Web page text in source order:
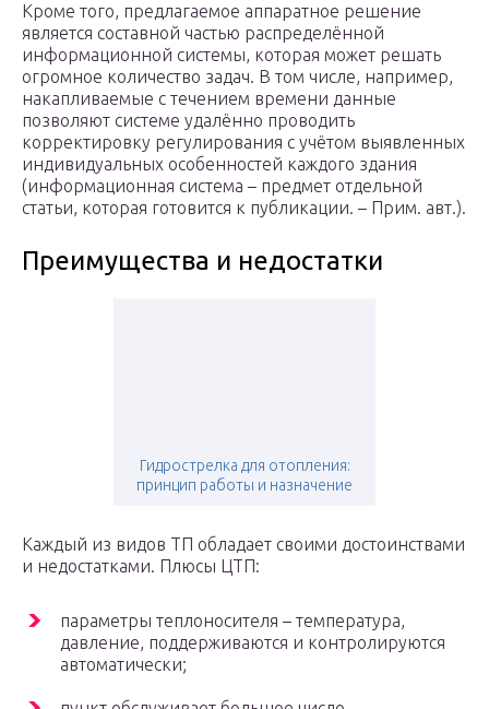
Кроме того, предлагаемое аппаратное решение
является составной частью распределённой
информационной системы, которая может решать
огромное количество задач. В том числе, например,
накапливаемые с течением времени данные
позволяют системе удалённо проводить
корректировку регулирования с учётом выявленных
индивидуальных особенностей каждого здания
(информационная система – предмет отдельной
статьи, которая готовится к публикации. – Прим. авт.).
Преимущества и недостатки
Гидрострелка для отопления:
принцип работы и назначение
Каждый из видов ТП обладает своими достоинствами
и недостатками. Плюсы ЦТП:
параметры теплоносителя – температура,
давление, поддерживаются и контролируются
автоматически;